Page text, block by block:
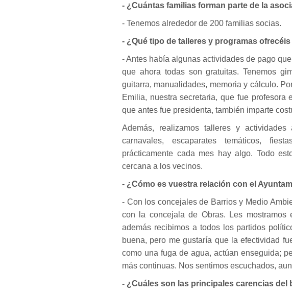
- ¿Cuántas familias forman parte de la
- Tenemos alrededor de 200 familias socias.
- ¿Qué tipo de talleres y programas
- Antes había algunas actividades de pago
que ahora todas son gratuitas. Tenemos
guitarra, manualidades, memoria y cálculo.
Emilia, nuestra secretaria, que fue
que antes fue presidenta, también imparte
Además, realizamos talleres y
carnavales, escaparates temáticos,
prácticamente cada mes hay algo. Todo
cercana a los vecinos.
- ¿Cómo es vuestra relación con el
- Con los concejales de Barrios y Medio
con la concejala de Obras. Les
además recibimos a todos los partidos
buena, pero me gustaría que la efectividad
como una fuga de agua, actúan enseguida;
más continuas. Nos sentimos escuchados,
- ¿Cuáles son las principales carencias del